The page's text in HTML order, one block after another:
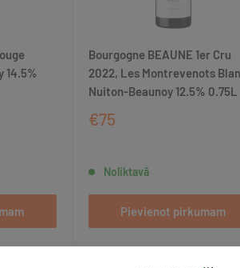
14.5%
Bourgogne BEAUNE 1er Cru
2022, Les Montrevenots
Nuiton-Beaunoy 12.5% 0.75L
€75
Noliktavā
Pievienot pirkumam